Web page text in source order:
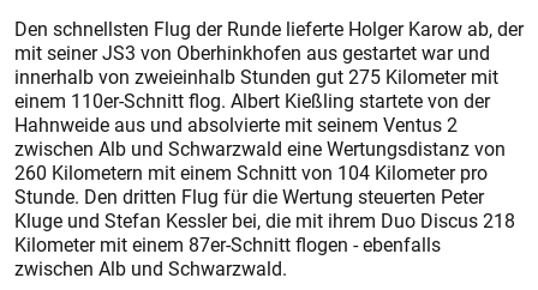
Den schnellsten Flug der Runde lieferte Holger Karow ab, der
mit seiner JS3 von Oberhinkhofen aus gestartet war und
innerhalb von zweieinhalb Stunden gut 275 Kilometer mit
einem 110er-Schnitt flog. Albert Kießling startete von der
Hahnweide aus und absolvierte mit seinem Ventus 2
zwischen Alb und Schwarzwald eine Wertungsdistanz von
260 Kilometern mit einem Schnitt von 104 Kilometer pro
Stunde. Den dritten Flug für die Wertung steuerten Peter
Kluge und Stefan Kessler bei, die mit ihrem Duo Discus 218
Kilometer mit einem 87er-Schnitt flogen - ebenfalls
zwischen Alb und Schwarzwald.